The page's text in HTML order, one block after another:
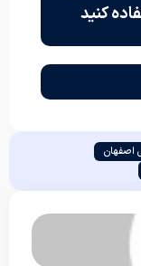
کنید
اصفهان